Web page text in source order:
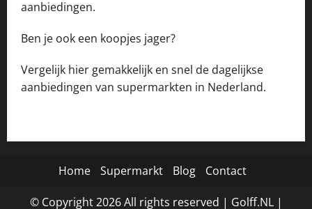
aanbiedingen.
Ben je ook een koopjes jager?
Vergelijk hier gemakkelijk en snel de dagelijkse
aanbiedingen van supermarkten in Nederland.
Home Supermarkt Blog Contact
© Copyright2026All rights reserved | Golff.NL|